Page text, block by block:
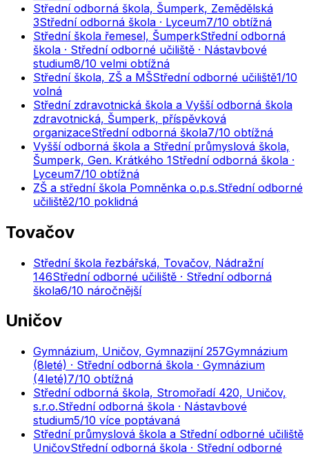
Střední odborná škola, Šumperk, Zemědělská
3Střední odborná škola · Lyceum7/10 obtížná
Střední škola řemesel, ŠumperkStřední odborná
škola · Střední odborné učiliště · Nástavbové
studium8/10 velmi obtížná
Střední škola, ZŠ a MŠStřední odborné učiliště1/10
volná
Střední zdravotnická škola a Vyšší odborná škola
zdravotnická, Šumperk, příspěvková
organizaceStřední odborná škola7/10 obtížná
Vyšší odborná škola a Střední průmyslová škola,
Šumperk, Gen. Krátkého 1Střední odborná škola ·
Lyceum7/10 obtížná
ZŠ a střední škola Pomněnka o.p.s.Střední odborné
učiliště2/10 poklidná
Tovačov
Střední škola řezbářská, Tovačov, Nádražní
146Střední odborné učiliště · Střední odborná
škola6/10 náročnější
Uničov
Gymnázium, Uničov, Gymnazijní 257Gymnázium
(8leté) · Střední odborná škola · Gymnázium
(4leté)7/10 obtížná
Střední odborná škola, Stromořadí 420, Uničov,
s.r.o.Střední odborná škola · Nástavbové
studium5/10 více poptávaná
Střední průmyslová škola a Střední odborné učiliště
UničovStřední odborná škola · Střední odborné